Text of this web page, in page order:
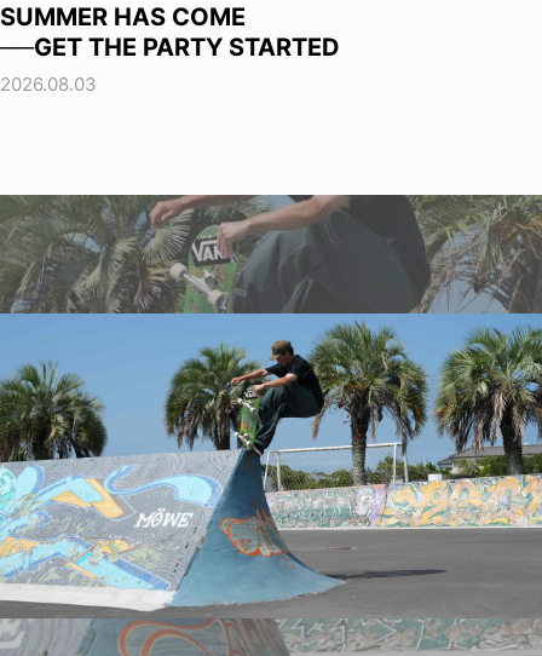
SUMMER HAS COME
──GET THE PARTY STARTED
2026.08.03